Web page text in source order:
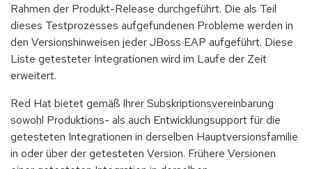
Rahmen der Produkt-Release durchgeführt. Die als Teil
dieses Testprozesses aufgefundenen Probleme werden in
den Versionshinweisen jeder JBoss EAP aufgeführt. Diese
Liste getesteter Integrationen wird im Laufe der Zeit
erweitert.
Red Hat bietet gemäß Ihrer Subskriptionsvereinbarung
sowohl Produktions- als auch Entwicklungsupport für die
getesteten Integrationen in derselben Hauptversionsfamilie
in oder über der getesteten Version. Frühere Versionen